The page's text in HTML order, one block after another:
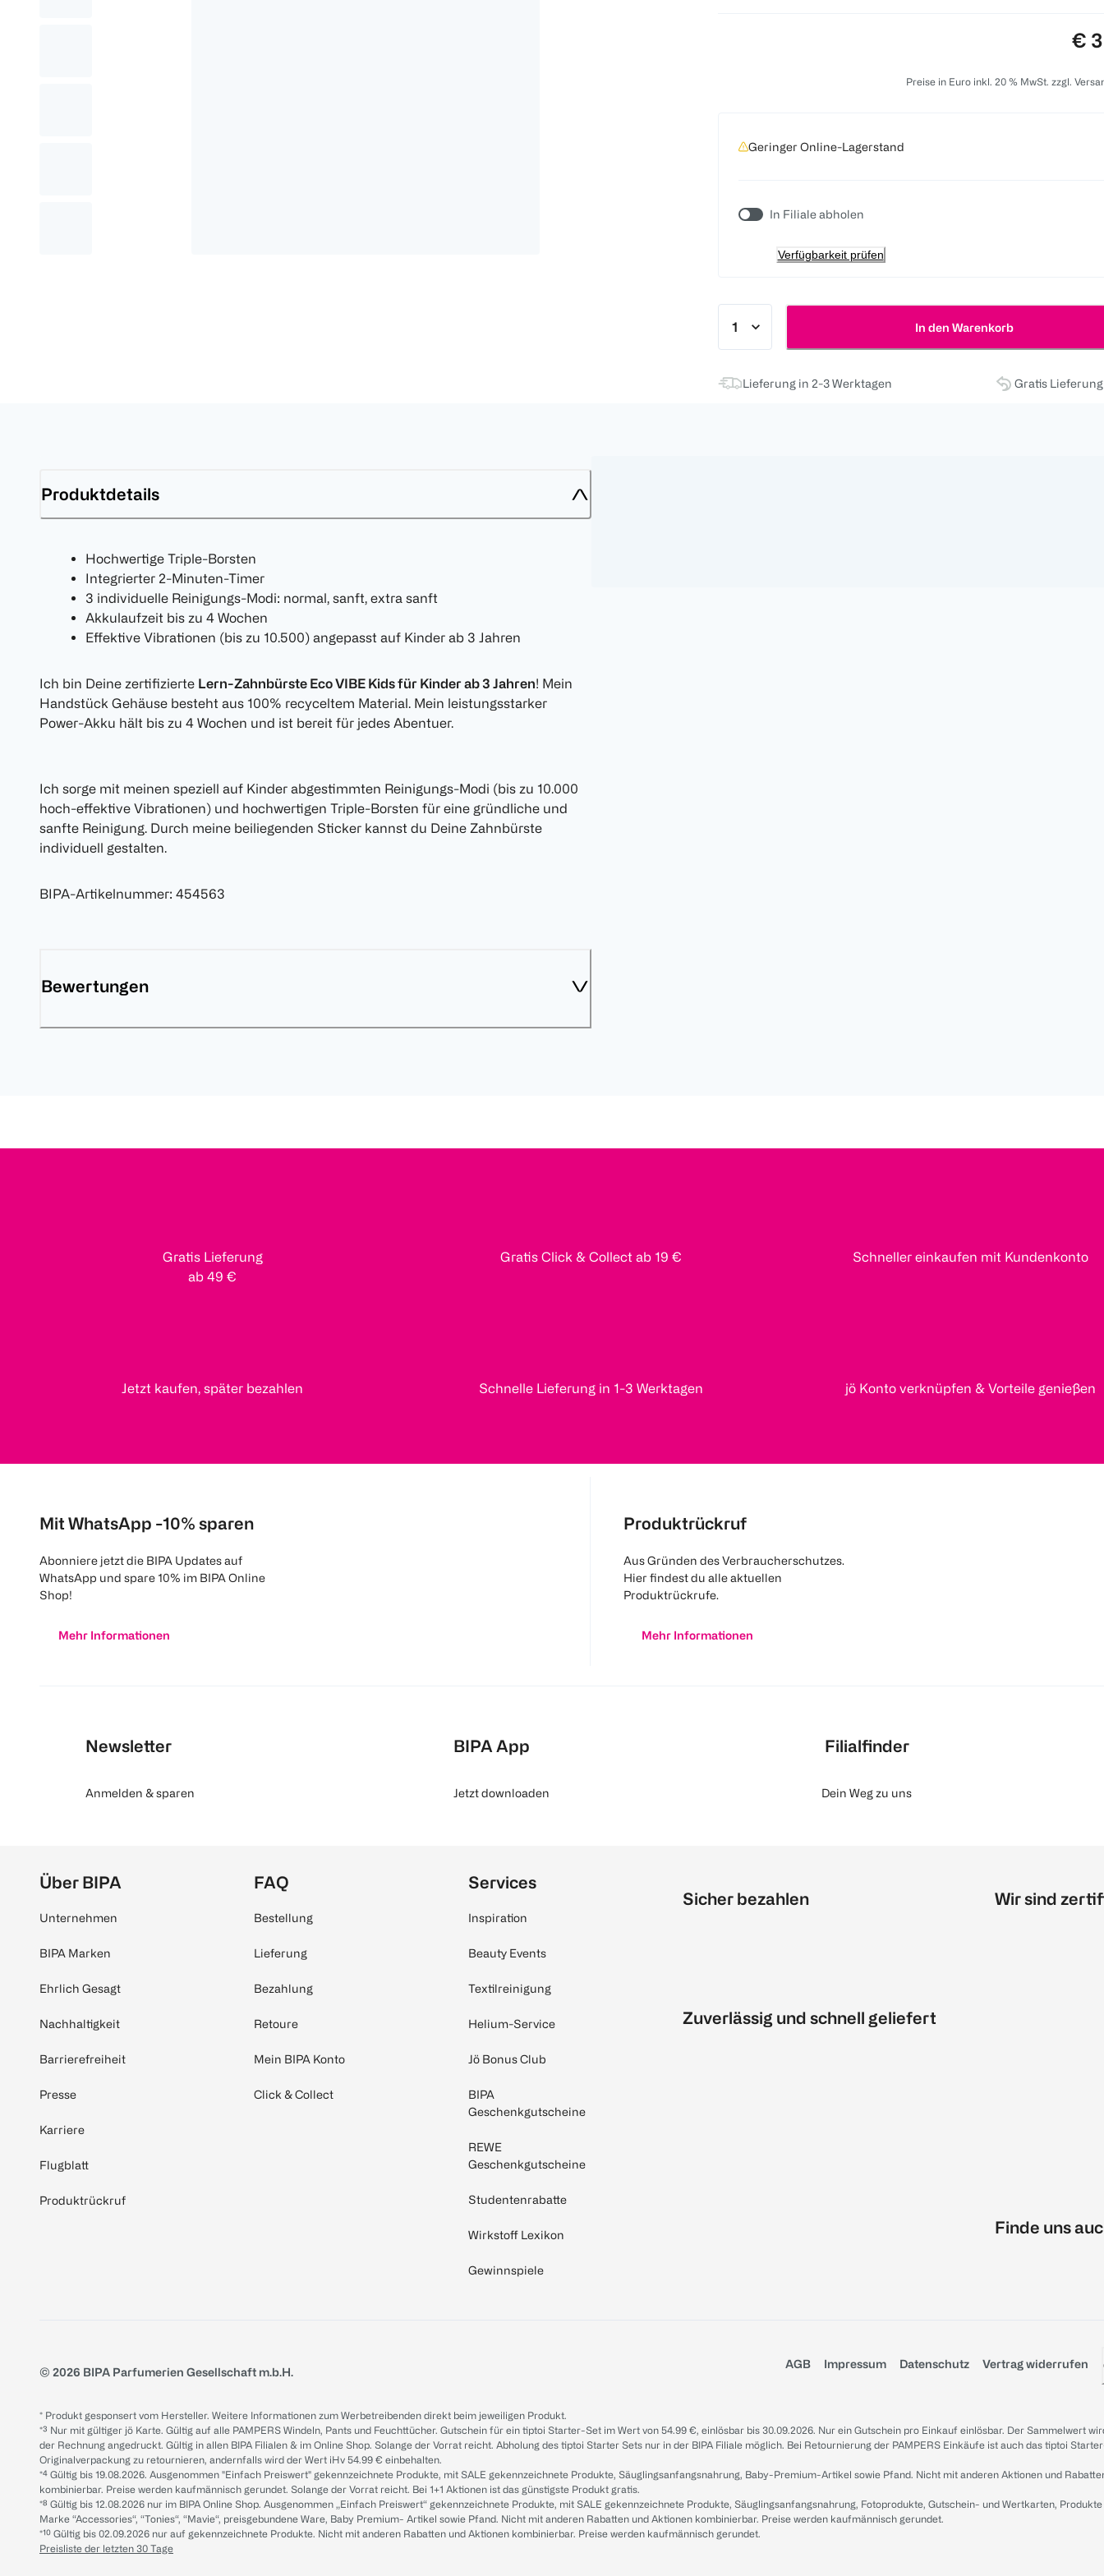
€
Preise in Euro inkl. 20 % MwSt. zzgl.
Geringer Online-Lagerstand
In Filiale abholen
Verfügbarkeit prüfen
In den Warenkorb
Lieferung in 2-3 Werktagen Gratis
Produktdetails
Hochwertige Triple-Borsten
Integrierter 2-Minuten-Timer
3 individuelle Reinigungs-Modi: normal, sanft, extra sanft
Akkulaufzeit bis zu 4 Wochen
Effektive Vibrationen (bis zu 10.500) angepasst auf Kinder ab 3 Jahren
Ich bin Deine zertifizierte Lern-Zahnbürste Eco VIBE Kids für Kinder ab 3 Jahren! Mein
Handstück Gehäuse besteht aus 100% recyceltem Material. Mein leistungsstarker
Power-Akku hält bis zu 4 Wochen und ist bereit für jedes Abentuer.
Ich sorge mit meinen speziell auf Kinder abgestimmten Reinigungs-Modi (bis zu 10.000
hoch-effektive Vibrationen) und hochwertigen Triple-Borsten für eine gründliche und
sanfte Reinigung. Durch meine beiliegenden Sticker kannst du Deine Zahnbürste
individuell gestalten.
BIPA-Artikelnummer: 454563
Bewertungen
Gratis Lieferung
ab 49 €
Gratis Click & Collect ab 19 € Schneller einkaufen mit Kundenkonto
Jetzt kaufen, später bezahlen Schnelle Lieferung in 1-3 Werktagen jö Konto verknüpfen & Vorteile genießen
Mit WhatsApp -10% sparen
Abonniere jetzt die BIPA Updates auf
WhatsApp und spare 10% im BIPA Online
Shop!
Mehr Informationen
Produktrückruf
Aus Gründen des Verbraucherschutzes.
Hier findest du alle aktuellen
Produktrückrufe.
Mehr Informationen
Newsletter
Anmelden & sparen
BIPA App
Jetzt downloaden
Filialfinder
Dein Weg zu uns
Über BIPA
Unternehmen
BIPA Marken
Ehrlich Gesagt
Nachhaltigkeit
Barrierefreiheit
Presse
Karriere
Flugblatt
Produktrückruf
FAQ
Bestellung
Lieferung
Bezahlung
Retoure
Mein BIPA Konto
Click & Collect
Services
Inspiration
Beauty Events
Textilreinigung
Helium-Service
Jö Bonus Club
BIPA
Geschenkgutscheine
REWE
Geschenkgutscheine
Studentenrabatte
Wirkstoff Lexikon
Gewinnspiele
Sicher bezahlen
Zuverlässig und schnell geliefert
Wir sind
Finde uns
© 2026 BIPA Parfumerien Gesellschaft m.b.H.
AGB Impressum Datenschutz Vertrag widerrufen
* Produkt gesponsert vom Hersteller. Weitere Informationen zum Werbetreibenden direkt beim jeweiligen Produkt.
*³ Nur mit gültiger jö Karte. Gültig auf alle PAMPERS Windeln, Pants und Feuchttücher. Gutschein für ein tiptoi Starter-Set im Wert von 54.99 €, einlösbar bis 30.09.2026. Nur ein Gutschein pro Einkauf einlösbar. Der Sammelwert
der Rechnung angedruckt. Gültig in allen BIPA Filialen & im Online Shop. Solange der Vorrat reicht. Abholung des tiptoi Starter Sets nur in der BIPA Filiale möglich. Bei Retournierung der PAMPERS Einkäufe ist auch das tiptoi
Originalverpackung zu retournieren, andernfalls wird der Wert iHv 54.99 € einbehalten.
*⁴ Gültig bis 19.08.2026. Ausgenommen "Einfach Preiswert" gekennzeichnete Produkte, mit SALE gekennzeichnete Produkte, Säuglingsanfangsnahrung, Baby-Premium-Artikel sowie Pfand. Nicht mit anderen Aktionen und
kombinierbar. Preise werden kaufmännisch gerundet. Solange der Vorrat reicht. Bei 1+1 Aktionen ist das günstigste Produkt gratis.
*⁸ Gültig bis 12.08.2026 nur im BIPA Online Shop. Ausgenommen „Einfach Preiswert“ gekennzeichnete Produkte, mit SALE gekennzeichnete Produkte, Säuglingsanfangsnahrung, Fotoprodukte, Gutschein- und Wertkarten,
Marke “Accessories“, “Tonies“, “Mavie“, preisgebundene Ware, Baby Premium- Artikel sowie Pfand. Nicht mit anderen Rabatten und Aktionen kombinierbar. Preise werden kaufmännisch gerundet.
*¹⁰ Gültig bis 02.09.2026 nur auf gekennzeichnete Produkte. Nicht mit anderen Rabatten und Aktionen kombinierbar. Preise werden kaufmännisch gerundet.
Preisliste der letzten 30 Tage